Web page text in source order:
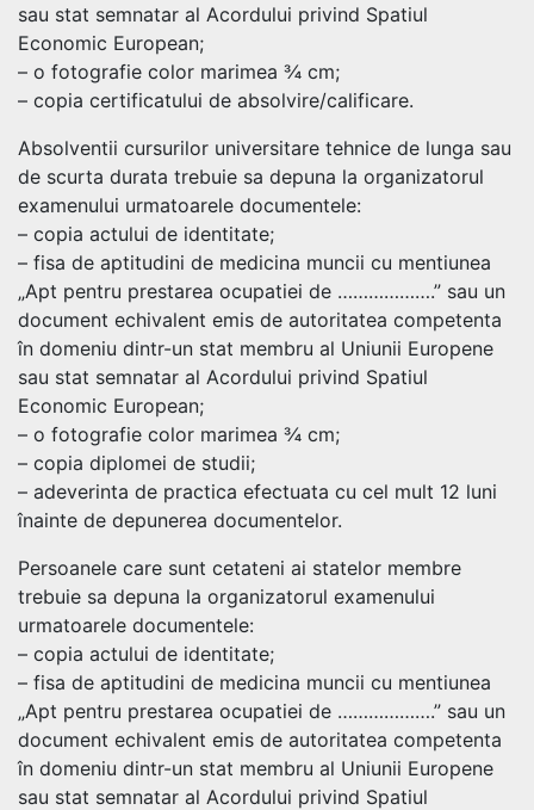
sau stat semnatar al Acordului privind Spatiul
Economic European;
– o fotografie color marimea ¾ cm;
– copia certificatului de absolvire/calificare.
Absolventii cursurilor universitare tehnice de lunga sau
de scurta durata trebuie sa depuna la organizatorul
examenului urmatoarele documentele:
– copia actului de identitate;
– fisa de aptitudini de medicina muncii cu mentiunea
„Apt pentru prestarea ocupatiei de ……………….” sau un
document echivalent emis de autoritatea competenta
în domeniu dintr-un stat membru al Uniunii Europene
sau stat semnatar al Acordului privind Spatiul
Economic European;
– o fotografie color marimea ¾ cm;
– copia diplomei de studii;
– adeverinta de practica efectuata cu cel mult 12 luni
înainte de depunerea documentelor.
Persoanele care sunt cetateni ai statelor membre
trebuie sa depuna la organizatorul examenului
urmatoarele documentele:
– copia actului de identitate;
– fisa de aptitudini de medicina muncii cu mentiunea
„Apt pentru prestarea ocupatiei de ……………….” sau un
document echivalent emis de autoritatea competenta
în domeniu dintr-un stat membru al Uniunii Europene
sau stat semnatar al Acordului privind Spatiul